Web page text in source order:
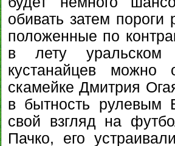
обивать затем
положенные по
в лету уральском
кустанайцев можно
скамейке Дмитрия
в бытность рулевым
свой взгляд на
Пачко, его